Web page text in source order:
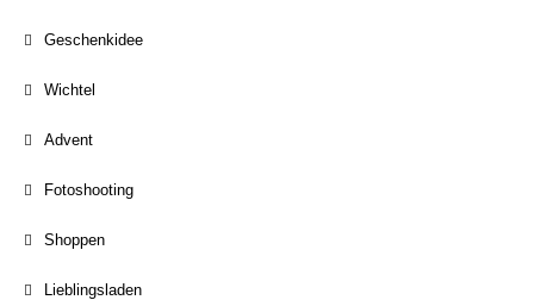
Geschenkidee
Wichtel
Advent
Fotoshooting
Shoppen
Lieblingsladen